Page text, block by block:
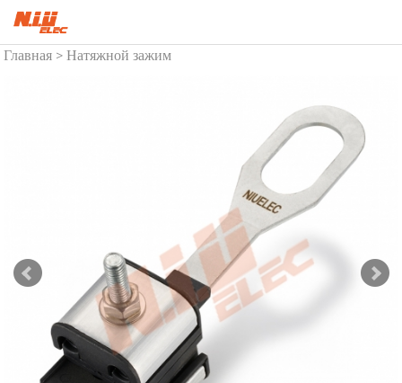
Главная >Натяжной зажим